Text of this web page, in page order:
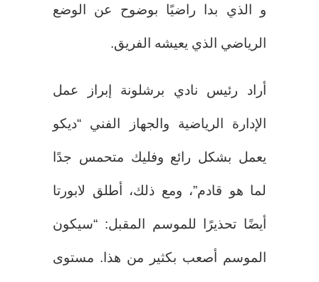
و الذي بدا راضيًا بوضوح عن الوضع
الرياضي الذي يعيشه الفريق.
أراد رئيس نادي برشلونة إبراز عمل
الإدارة الرياضية والجهاز الفني “ديكو
يعمل بشكل رائع وفليك متحمس جدًا
لما هو قادم”، ومع ذلك، أطلق لابورتا
أيضًا تحذيرًا للموسم المقبل: “سيكون
الموسم أصعب بكثير من هذا. مستوى